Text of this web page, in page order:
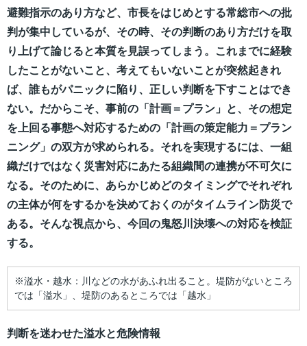
避難指示のあり方など、市長をはじめとする常総市への批
判が集中しているが、その時、その判断のあり方だけを取
り上げて論じると本質を見誤ってしまう。これまでに経験
したことがないこと、考えてもいないことが突然起きれ
ば、誰もがパニックに陥り、正しい判断を下すことはでき
ない。だからこそ、事前の「計画＝プラン」と、その想定
を上回る事態へ対応するための「計画の策定能力＝プラン
ニング」の双方が求められる。それを実現するには、一組
織だけではなく災害対応にあたる組織間の連携が不可欠に
なる。そのために、あらかじめどのタイミングでそれぞれ
の主体が何をするかを決めておくのがタイムライン防災で
ある。そんな視点から、今回の鬼怒川決壊への対応を検証
する。
※溢水・越水：川などの水があふれ出ること。堤防がないところ
では「溢水」、堤防のあるところでは「越水」
判断を迷わせた溢水と危険情報